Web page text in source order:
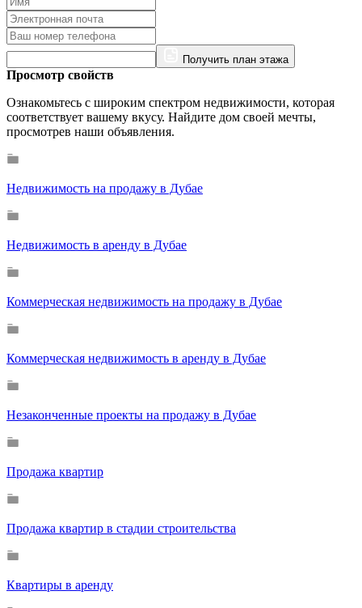
Получить план этажа
Просмотр свойств
Ознакомьтесь с широким спектром недвижимости, которая
соответствует вашему вкусу. Найдите дом своей мечты,
просмотрев наши объявления.
Недвижимость на продажу в Дубае
Недвижимость в аренду в Дубае
Коммерческая недвижимость на продажу в Дубае
Коммерческая недвижимость в аренду в Дубае
Незаконченные проекты на продажу в Дубае
Продажа квартир
Продажа квартир в стадии строительства
Квартиры в аренду